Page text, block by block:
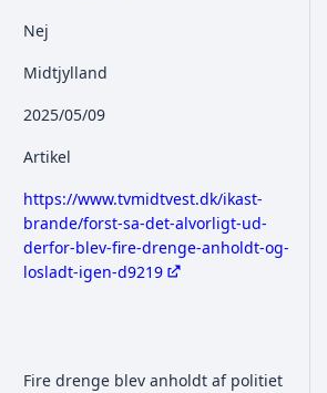
Nej
Midtjylland
2025/05/09
Artikel
https://www.tvmidtvest.dk/ikast-
brande/forst-sa-det-alvorligt-ud-
derfor-blev-fire-drenge-anholdt-og-
losladt-igen-d9219
Fire drenge blev anholdt af politiet